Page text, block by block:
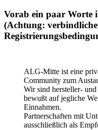
Vorab ein paar Worte
(Achtung:
ALG-Mitte ist eine
Community zum
Wir sind hersteller-
bewußt auf jegliche
Einnahmen.
Partnerschaften mit
ausschließlich als